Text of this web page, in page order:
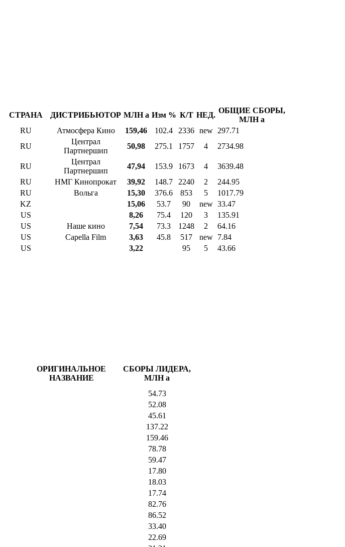
СТРАНА ДИСТРИБЬЮТОР МЛНa Изм % К/Т НЕД.
ОБЩИЕ СБОРЫ,
МЛНa
RU Атмосфера Кино 159,46 102.4 2336 new
297.71
RU
Централ
Партнершип
50,98 275.1 1757 4 2734.98
RU
Централ
Партнершип
47,94 153.9 1673 4
3639.48
RU НМГ Кинопрокат 39,92 148.7 2240 2
244.95
RU Вольга 15,30 376.6 853 5
1017.79
KZ 15,06 53.7 90 new 33.47
US 8,26 75.4 120 3
135.91
US Наше кино 7,54 73.3 1248 2
64.16
US Capella Film 3,63 45.8 517 new
7.84
US 3,22 95 5
43.66
ОРИГИНАЛЬНОЕ
НАЗВАНИЕ
СБОРЫ ЛИДЕРА,
МЛНa
54.73
52.08
45.61
137.22
159.46
78.78
59.47
17.80
18.03
17.74
82.76
86.52
33.40
22.69